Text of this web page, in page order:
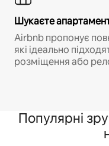
Шукаєте
Airbnb пропонує
які ідеально
розміщення або
Популярні